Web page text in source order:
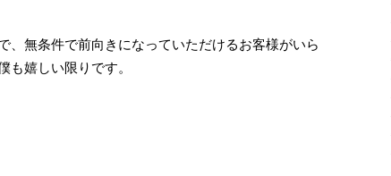
、無条件で前向きになっていただけるお客様がいら
も嬉しい限りです。